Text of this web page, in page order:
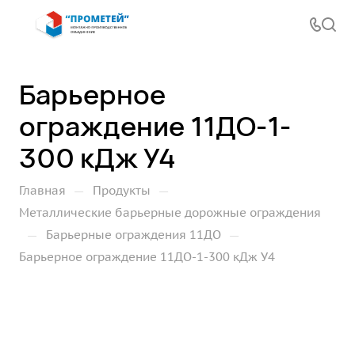
Барьерное
ограждение 11ДО-1-
300 кДж У4
Главная — Продукты —
Металлические барьерные дорожные ограждения
— Барьерные ограждения 11ДО —
Барьерное ограждение 11ДО-1-300 кДж У4